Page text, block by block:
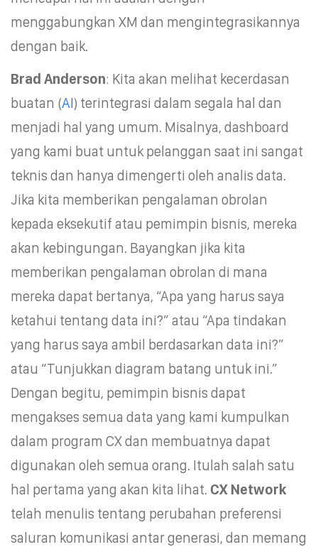
menggabungkan XM dan mengintegrasikannya
dengan baik.
Brad Anderson: Kita akan melihat kecerdasan
buatan (AI) terintegrasi dalam segala hal dan
menjadi hal yang umum. Misalnya, dashboard
yang kami buat untuk pelanggan saat ini sangat
teknis dan hanya dimengerti oleh analis data.
Jika kita memberikan pengalaman obrolan
kepada eksekutif atau pemimpin bisnis, mereka
akan kebingungan. Bayangkan jika kita
memberikan pengalaman obrolan di mana
mereka dapat bertanya, “Apa yang harus saya
ketahui tentang data ini?” atau “Apa tindakan
yang harus saya ambil berdasarkan data ini?”
atau “Tunjukkan diagram batang untuk ini.”
Dengan begitu, pemimpin bisnis dapat
mengakses semua data yang kami kumpulkan
dalam program CX dan membuatnya dapat
digunakan oleh semua orang. Itulah salah satu
hal pertama yang akan kita lihat. CX Network
telah menulis tentang perubahan preferensi
saluran komunikasi antar generasi, dan memang